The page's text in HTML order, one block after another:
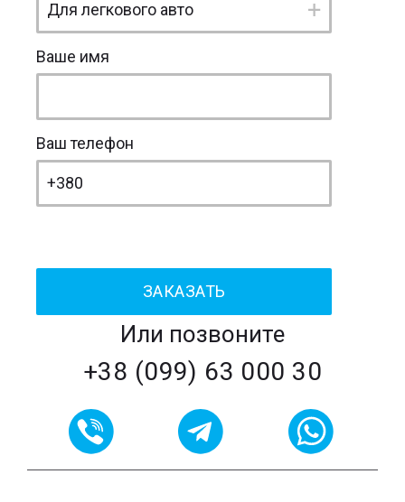
Ваше имя
Ваш телефон
Или позвоните
+38 (099) 63 000 30